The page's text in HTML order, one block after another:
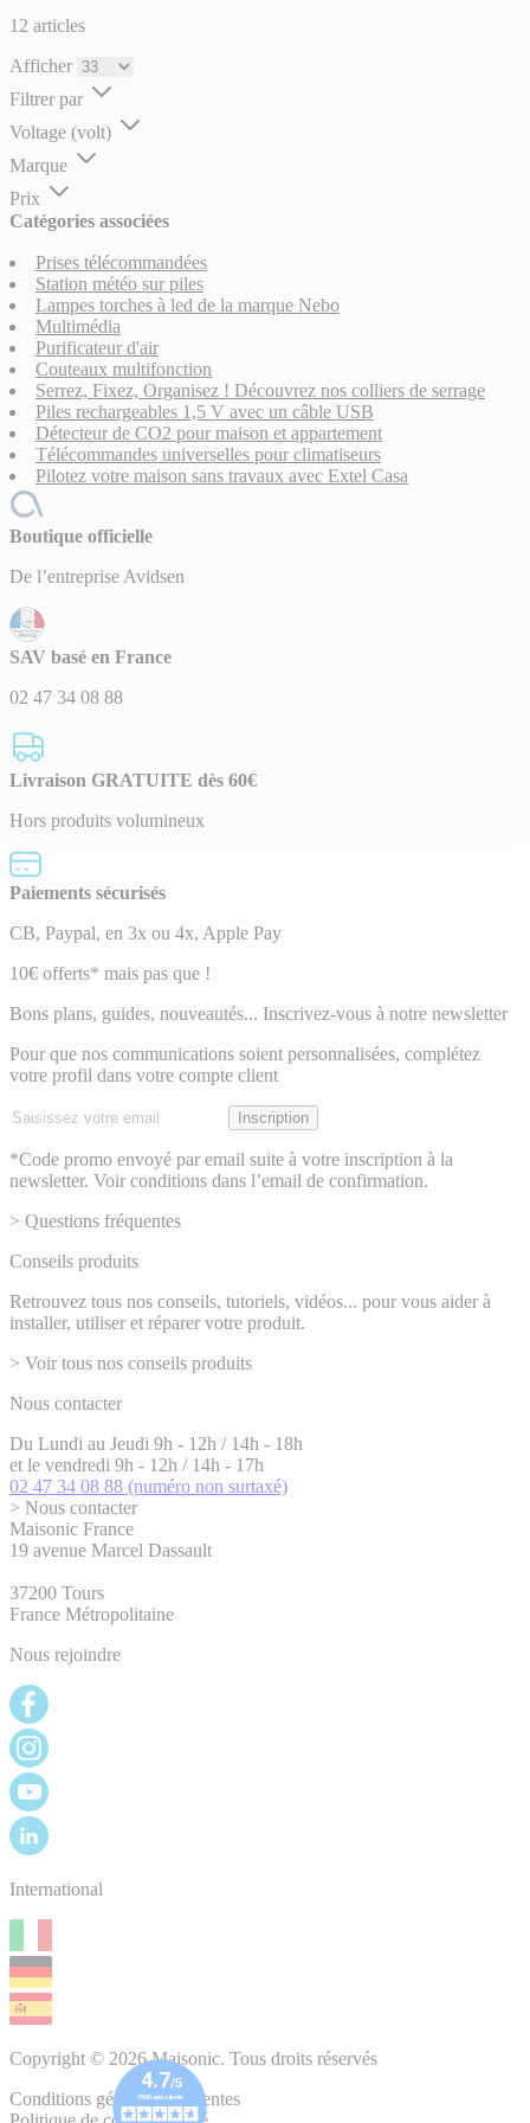
Filtrer par
Voltage (volt)
Marque
Prix
12 articles
Afficher
Catégories associées
Prises télécommandées
Station météo sur piles
Lampes torches à led de la marque Nebo
Multimédia
Purificateur d'air
Couteaux multifonction
Serrez, Fixez, Organisez ! Découvrez nos colliers de serrage
Piles rechargeables 1,5 V avec un câble USB
Détecteur de CO2 pour maison et appartement
Télécommandes universelles pour climatiseurs
Pilotez votre maison sans travaux avec Extel Casa
Boutique officielle
De l’entreprise Avidsen
SAV basé en France
02 47 34 08 88
Livraison GRATUITE dès 60€
Hors produits volumineux
Paiements sécurisés
CB, Paypal, en 3x ou 4x, Apple Pay
Lettre
d’information
10€ offerts* mais pas que !
Bons plans, guides, nouveautés... Inscrivez-vous à notre newsletter
Pour que nos communications soient personnalisées, complétez
votre profil dans votre compte client
Adresse
Inscription
*Code promo envoyé par email suite à votre inscription à la
newsletter. Voir conditions dans l’email de confirmation.
> Questions fréquentes
Conseils produits
Retrouvez tous nos conseils, tutoriels, vidéos... pour vous aider à
installer, utiliser et réparer votre produit.
> Voir tous nos conseils produits
Nous contacter
Du Lundi au Jeudi 9h - 12h / 14h - 18h
et le vendredi 9h - 12h / 14h - 17h
02 47 34 08 88 (numéro non surtaxé)
> Nous contacter
Maisonic France
19 avenue Marcel Dassault
37200 Tours
France Métropolitaine
Nous rejoindre
International
Copyright © 2026 Maisonic. Tous droits réservés
Conditions générales de ventes